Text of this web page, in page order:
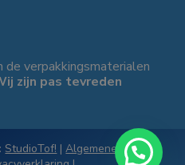
verpakkingsmaterialen
zijn pas tevreden
StudioTof! |Algemene